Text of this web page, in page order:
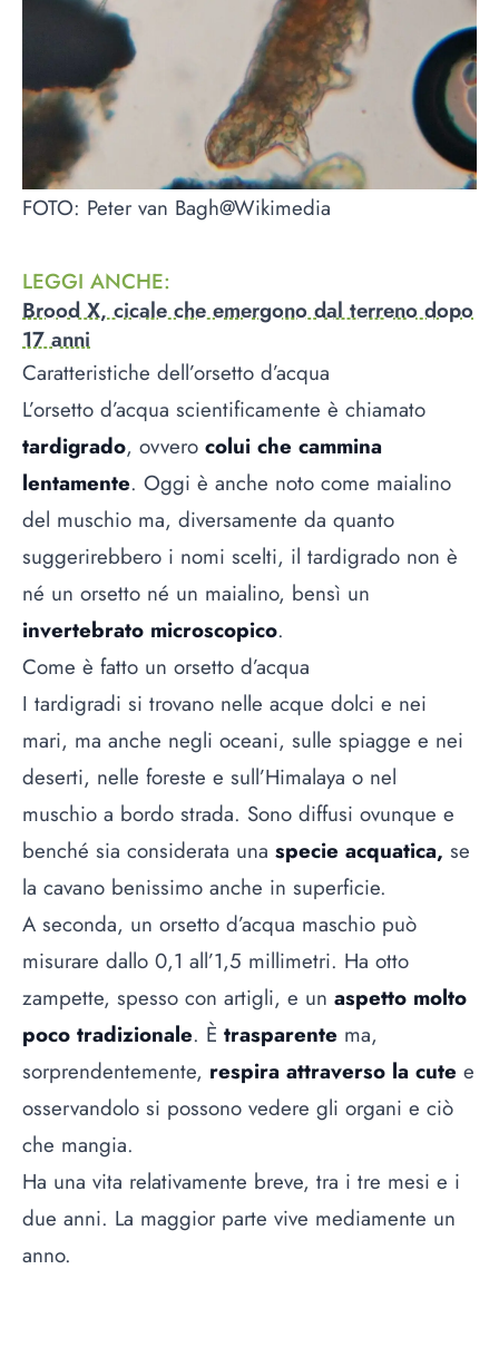
FOTO: Peter van Bagh@Wikimedia
LEGGI ANCHE:
Brood X, cicale che emergono dal terreno dopo
17 anni
Caratteristiche dell’orsetto d’acqua
L’orsetto d’acqua scientificamente è chiamato
tardigrado, ovvero colui che cammina
lentamente. Oggi è anche noto come maialino
del muschio ma, diversamente da quanto
suggerirebbero i nomi scelti, il tardigrado non è
né un orsetto né un maialino, bensì un
invertebrato microscopico.
Come è fatto un orsetto d’acqua
I tardigradi si trovano nelle acque dolci e nei
mari, ma anche negli oceani, sulle spiagge e nei
deserti, nelle foreste e sull’Himalaya o nel
muschio a bordo strada. Sono diffusi ovunque e
benché sia considerata una specie acquatica, se
la cavano benissimo anche in superficie.
A seconda, un orsetto d’acqua maschio può
misurare dallo 0,1 all’1,5 millimetri. Ha otto
zampette, spesso con artigli, e un aspetto molto
poco tradizionale. È trasparente ma,
sorprendentemente, respira attraverso la cute e
osservandolo si possono vedere gli organi e ciò
che mangia.
Ha una vita relativamente breve, tra i tre mesi e i
due anni. La maggior parte vive mediamente un
anno.